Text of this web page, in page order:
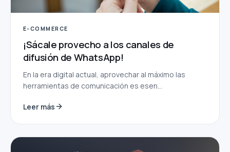
E-COMMERCE
¡Sácale provecho a los canales de
difusión de WhatsApp!
En la era digital actual, aprovechar al máximo las
herramientas de comunicación es esen...
Leer más